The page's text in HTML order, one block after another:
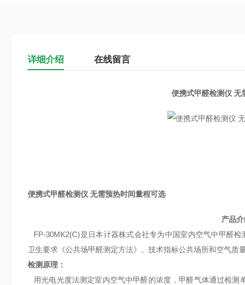
详细介绍 在线留言
便携式甲醛检测仪 无
便携式甲醛检测仪 无需预热时间量程可选
产品介
FP-30MK2(C)是日本计器株式会社专为中国室内空气中甲醛
卫生要求《公共场甲醛测定方法》。技术指标公共场所和空气质
检测原理：
用光电光度法测定室内空气中甲醛的浓度，甲醛气体通过检